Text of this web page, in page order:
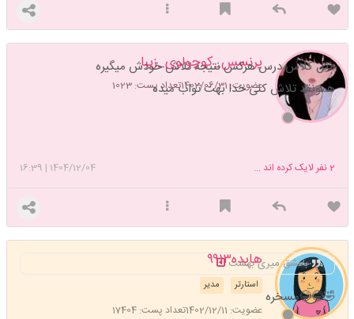
پرنسس_کوچولوی_زیبا
عضویت: 1402/06/31 تعداد پست: 1023
مثل کلاس درس هرکس نتیجه تلاش خودش میگیره
همونقد تلاش کنی خدا بهت ثواب میده
1404/12/04
|
16:39 2نفر لایک کرده اند ...
هایده۹۹۱۳
مدیر استارتر
عضویت: 1402/12/11 تعداد پست: 17404
باعشق میری بهشت
🤣😂😂مسخره